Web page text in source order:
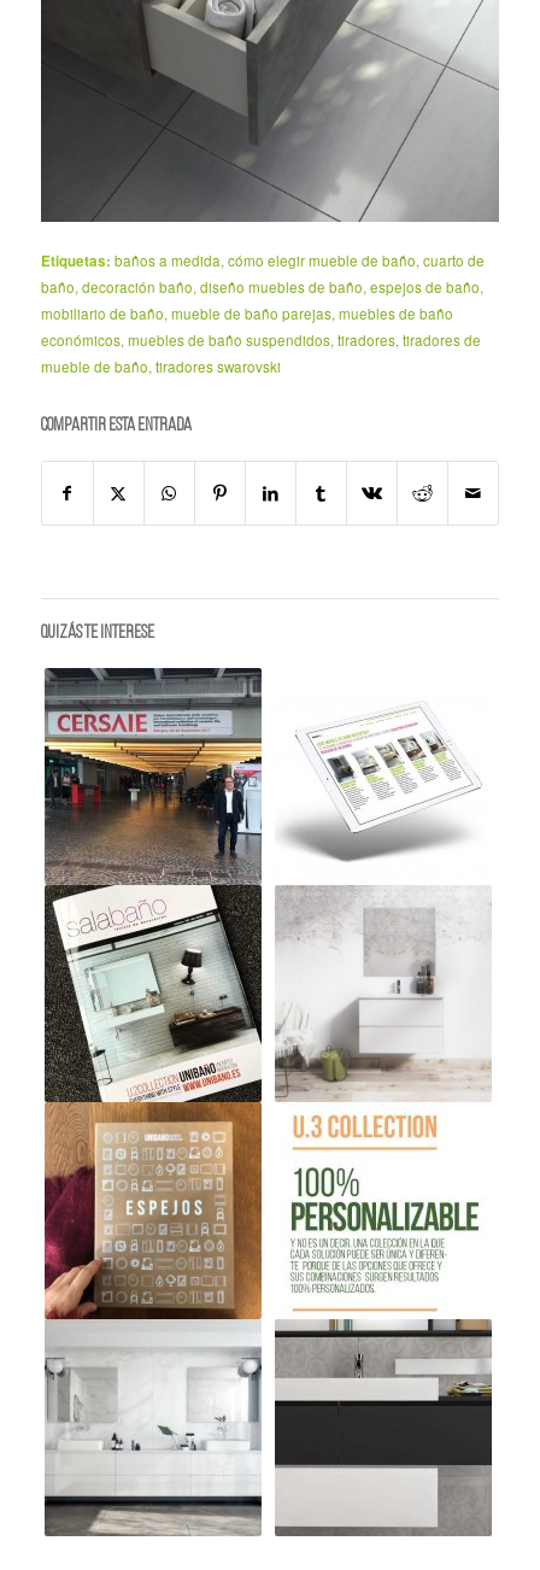
Etiquetas: baños a medida, cómo elegir mueble de baño, cuarto de
baño, decoración baño, diseño muebles de baño, espejos de baño,
mobiliario de baño, mueble de baño parejas, muebles de baño
económicos, muebles de baño suspendidos, tiradores, tiradores de
mueble de baño, tiradores swarovski
Compartir esta entrada
Quizás te interese